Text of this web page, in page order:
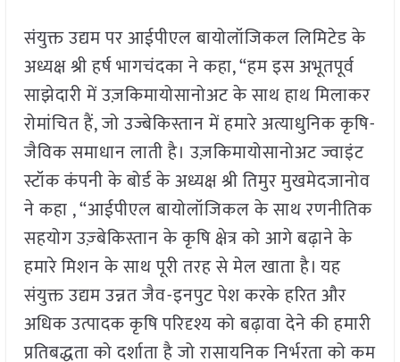
संयुक्त उद्यम पर आईपीएल बायोलॉजिकल लिमिटेड के
अध्यक्ष श्री हर्ष भागचंदका ने कहा, “हम इस अभूतपूर्व
साझेदारी में उज़किमायोसानोअट के साथ हाथ मिलाकर
रोमांचित हैं, जो उज्बेकिस्तान में हमारे अत्याधुनिक कृषि-
जैविक समाधान लाती है। उज़किमायोसानोअट ज्वाइंट
स्टॉक कंपनी के बोर्ड के अध्यक्ष श्री तिमुर मुखमेदजानोव
ने कहा , “आईपीएल बायोलॉजिकल के साथ रणनीतिक
सहयोग उज़्बेकिस्तान के कृषि क्षेत्र को आगे बढ़ाने के
हमारे मिशन के साथ पूरी तरह से मेल खाता है। यह
संयुक्त उद्यम उन्नत जैव-इनपुट पेश करके हरित और
अधिक उत्पादक कृषि परिदृश्य को बढ़ावा देने की हमारी
प्रतिबद्धता को दर्शाता है जो रासायनिक निर्भरता को कम